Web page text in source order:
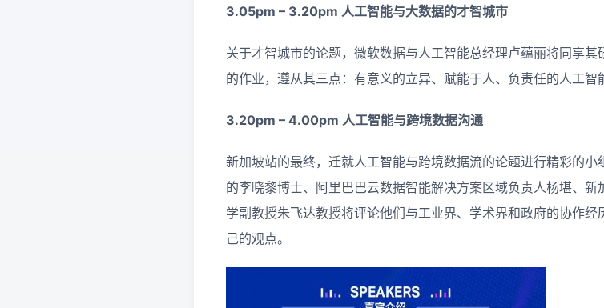
3.05pm – 3.20pm 人工智能与大数据的才智城市
关于才智城市的论题，微软数据与人工智能总经理卢蕴丽将同享
的作业，遵从其三点：有意义的立异、赋能于人、负责任的人工智
3.20pm – 4.00pm 人工智能与跨境数据沟通
新加坡站的最终，迁就人工智能与跨境数据流的论题进行精彩的
的李晓黎博士、阿里巴巴云数据智能解决方案区域负责人杨堪、
学副教授朱飞达教授将评论他们与工业界、学术界和政府的协作
己的观点。